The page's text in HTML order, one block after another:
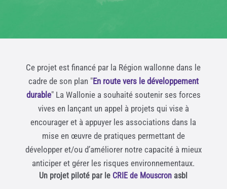
Ce projet est financé par la Région wallonne dans le
cadre de son plan "En route vers le développement
durable" La Wallonie a souhaité soutenir ses forces
vives en lançant un appel à projets qui vise à
encourager et à appuyer les associations dans la
mise en œuvre de pratiques permettant de
développer et/ou d’améliorer notre capacité à mieux
anticiper et gérer les risques environnementaux.
Un projet piloté par le CRIE de Mouscron asbl